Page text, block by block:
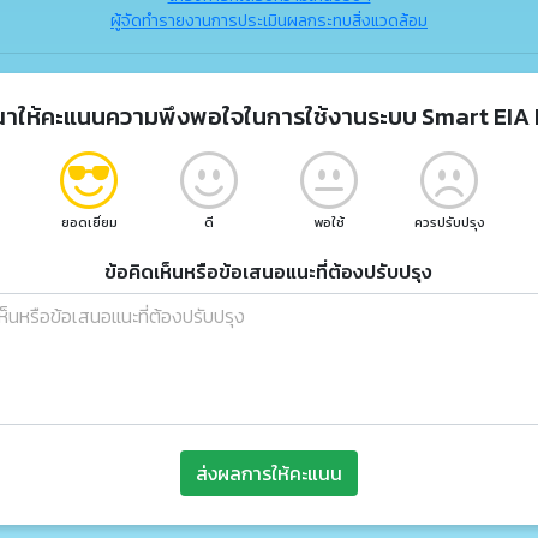
ผู้จัดทำรายงานการประเมินผลกระทบสิ่งแวดล้อม
ให้คะแนนความพึงพอใจในการใช้งานระบบ Smart EIA
ยอดเยี่ยม ดี พอใช้ ควรปรับปรุง
ข้อคิดเห็นหรือข้อเสนอแนะที่ต้องปรับปรุง
ส่งผลการให้คะแนน